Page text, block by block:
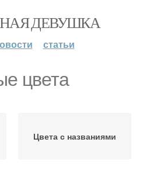
ДЕВУШКА
статьи
цвета
Цвета с названиями